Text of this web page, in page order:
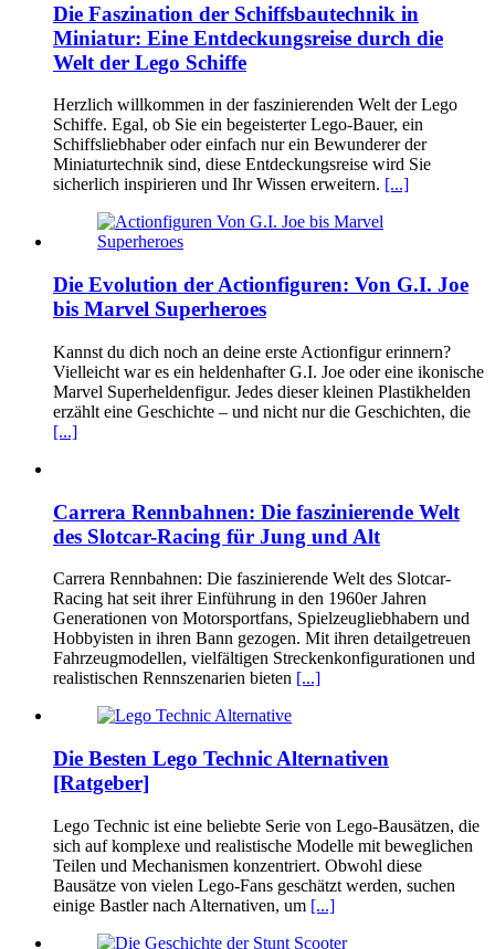
Die Faszination der Schiffsbautechnik in
Miniatur: Eine Entdeckungsreise durch die
Welt der Lego Schiffe
Herzlich willkommen in der faszinierenden Welt der Lego
Schiffe. Egal, ob Sie ein begeisterter Lego-Bauer, ein
Schiffsliebhaber oder einfach nur ein Bewunderer der
Miniaturtechnik sind, diese Entdeckungsreise wird Sie
sicherlich inspirieren und Ihr Wissen erweitern. [...]
Die Evolution der Actionfiguren: Von G.I. Joe
bis Marvel Superheroes
Kannst du dich noch an deine erste Actionfigur erinnern?
Vielleicht war es ein heldenhafter G.I. Joe oder eine ikonische
Marvel Superheldenfigur. Jedes dieser kleinen Plastikhelden
erzählt eine Geschichte – und nicht nur die Geschichten, die
[...]
Carrera Rennbahnen: Die faszinierende Welt
des Slotcar-Racing für Jung und Alt
Carrera Rennbahnen: Die faszinierende Welt des Slotcar-
Racing hat seit ihrer Einführung in den 1960er Jahren
Generationen von Motorsportfans, Spielzeugliebhabern und
Hobbyisten in ihren Bann gezogen. Mit ihren detailgetreuen
Fahrzeugmodellen, vielfältigen Streckenkonfigurationen und
realistischen Rennszenarien bieten [...]
Die Besten Lego Technic Alternativen
[Ratgeber]
Lego Technic ist eine beliebte Serie von Lego-Bausätzen, die
sich auf komplexe und realistische Modelle mit beweglichen
Teilen und Mechanismen konzentriert. Obwohl diese
Bausätze von vielen Lego-Fans geschätzt werden, suchen
einige Bastler nach Alternativen, um [...]